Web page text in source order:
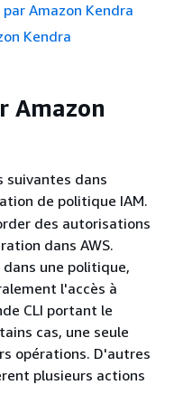
Amazon Kendra
Kendra
Amazon
suivantes dans
de politique IAM.
des autorisations
dans AWS.
une politique,
l'accès à
CLI portant le
cas, une seule
opérations. D'autres
plusieurs actions